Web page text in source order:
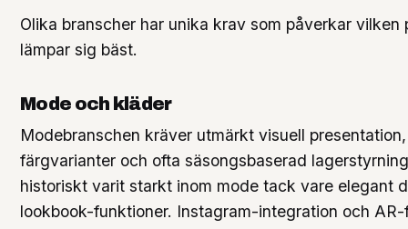
Olika branscher har unika krav som påverkar vilken
lämpar sig bäst.
Mode och kläder
Modebranschen kräver utmärkt visuell
färgvarianter och ofta säsongsbaserad
historiskt varit starkt inom mode tack vare elegant
lookbook-funktioner. Instagram-integration och